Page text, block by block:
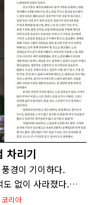
차리기
경이 기이하다.
도 없이 사라졌다.…
리아